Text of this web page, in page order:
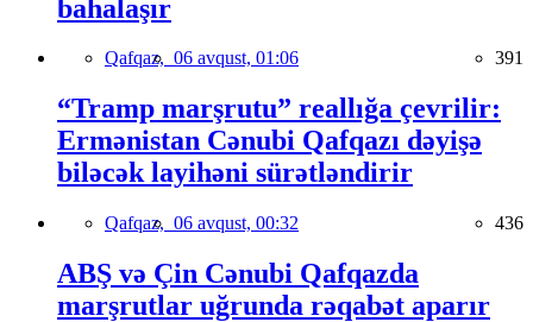
bahalaşır
Qafqaz, 06 avqust, 01:06 391
“Tramp marşrutu” reallığa çevrilir:
Ermənistan Cənubi Qafqazı dəyişə
biləcək layihəni sürətləndirir
Qafqaz, 06 avqust, 00:32 436
ABŞ və Çin Cənubi Qafqazda
marşrutlar uğrunda rəqabət aparır